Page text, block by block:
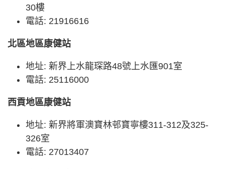
30樓
電話: 21916616
北區地區康健站
地址: 新界上水龍琛路48號上水匯901室
電話: 25116000
西貢地區康健站
地址: 新界將軍澳寶林邨寶寧樓311-312及325-
326室
電話: 27013407